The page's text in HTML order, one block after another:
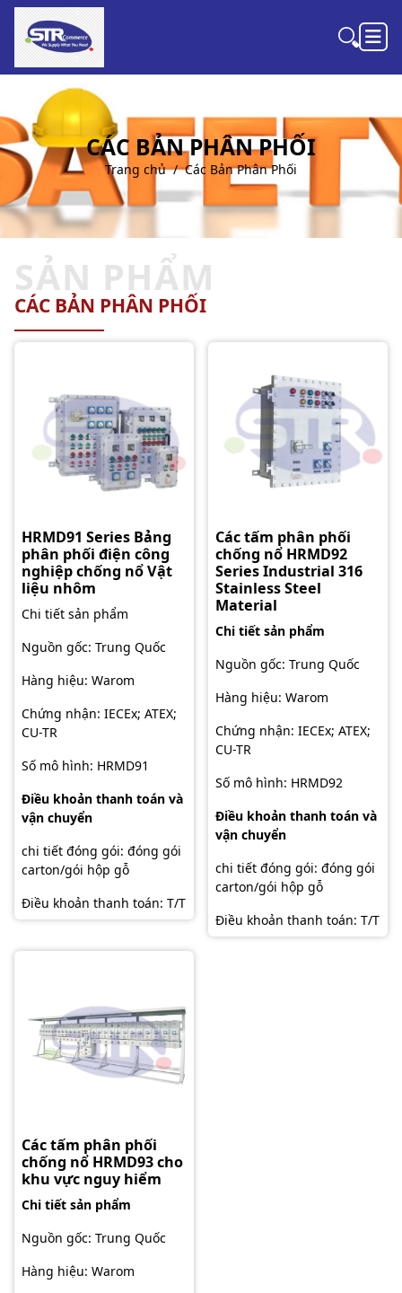
CÁC BẢN PHÂN PHỐI
Trang chủ Các Bản Phân Phối
SẢN PHẨM
CÁC BẢN PHÂN PHỐI
HRMD91 Series Bảng
phân phối điện công
nghiệp chống nổ Vật
liệu nhôm
Chi tiết sản phẩm
Nguồn gốc: Trung Quốc
Hàng hiệu: Warom
Chứng nhận: IECEx; ATEX;
CU-TR
Số mô hình: HRMD91
Điều khoản thanh toán và
vận chuyển
chi tiết đóng gói: đóng gói
carton/gói hộp gỗ
Điều khoản thanh toán: T/T
Các tấm phân phối
chống nổ HRMD92
Series Industrial 316
Stainless Steel
Material
Chi tiết sản phẩm
Nguồn gốc: Trung Quốc
Hàng hiệu: Warom
Chứng nhận: IECEx; ATEX;
CU-TR
Số mô hình: HRMD92
Điều khoản thanh toán và
vận chuyển
chi tiết đóng gói: đóng gói
carton/gói hộp gỗ
Điều khoản thanh toán: T/T
Các tấm phân phối
chống nổ HRMD93 cho
khu vực nguy hiểm
Chi tiết sản phẩm
Nguồn gốc: Trung Quốc
Hàng hiệu: Warom